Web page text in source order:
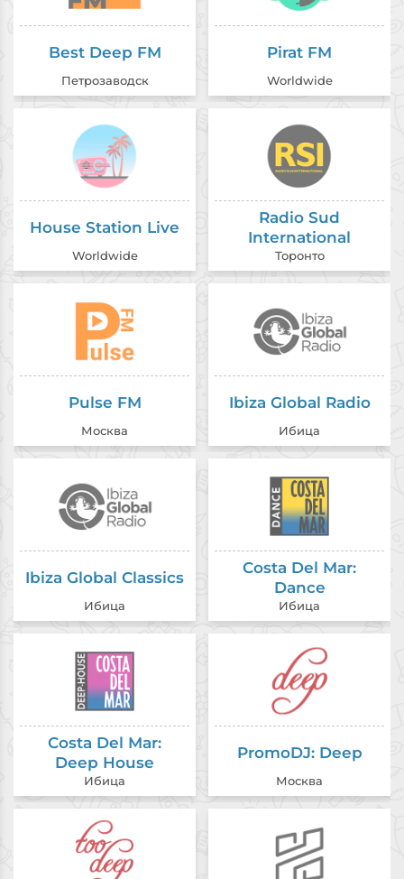
Best Deep FM
Петрозаводск
Pirat FM
Worldwide
House Station Live
Worldwide
Radio Sud
International
Торонто
Pulse FM
Москва
Ibiza Global Radio
Ибица
Ibiza Global Classics
Ибица
Costa Del Mar:
Dance
Ибица
Costa Del Mar:
Deep House
Ибица
PromoDJ: Deep
Москва